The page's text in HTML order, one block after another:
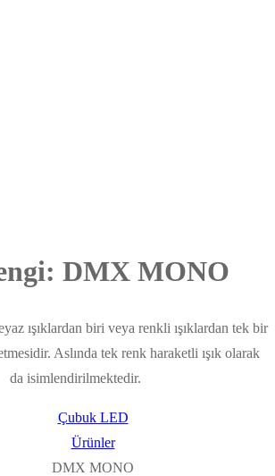
DMX MONO
ışıklardan biri veya renkli ışıklardan tek bir
Aslında tek renk haraketli ışık olarak
da isimlendirilmektedir.
Çubuk LED
Ürünler
DMX MONO